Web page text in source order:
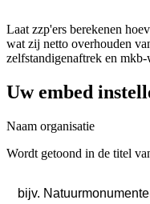
Laat zzp'ers berekenen
wat zij netto overhouden
zelfstandigenaftrek en
Uw embed
Naam organisatie
Wordt getoond in de titel